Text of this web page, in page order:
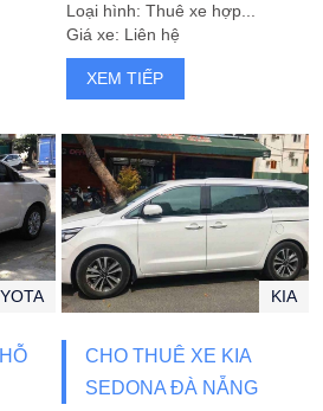
Loại hình: Thuê xe hợp...
Giá xe: Liên hệ
XEM TIẾP
CHO THUÊ XE KIA
SEDONA ĐÀ NẴNG
KIA